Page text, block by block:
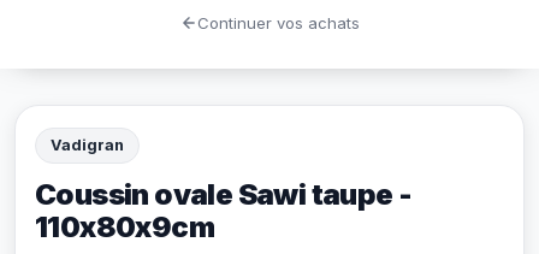
Vadigran
Coussin ovale Sawi taupe -
110x80x9cm
Continuer vos achats